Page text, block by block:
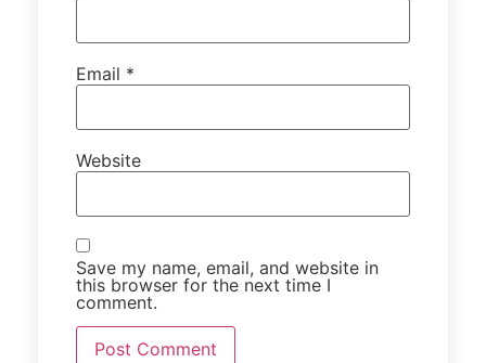
Email *
Website
Save my name, email, and website in
this browser for the next time I
comment.